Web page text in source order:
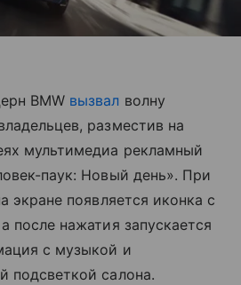
BMW вызвал волну
разместив на
мультимедиа рекламный
паук: Новый день». При
экране появляется иконка с
после нажатия запускается
с музыкой и
подсветкой салона.